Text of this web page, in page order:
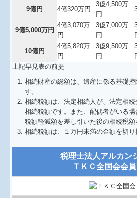
税理士法人アルカン
ＴＫＣ全国会会
9億円 4億320万円
3億4,500万
円
9億5,000万円
4億3,070万
円
3億7,000万
円
10億円
4億5,820万
円
3億9,500万
円
上記早見表の前提
相続財産の総額は、遺産に係る基礎
す。
相続税額は、法定相続人が、法定相
相続税額です。また、配偶者がいる
税額軽減額を差し引いた後の相続税額
相続税額は、１万円未満の金額を切り